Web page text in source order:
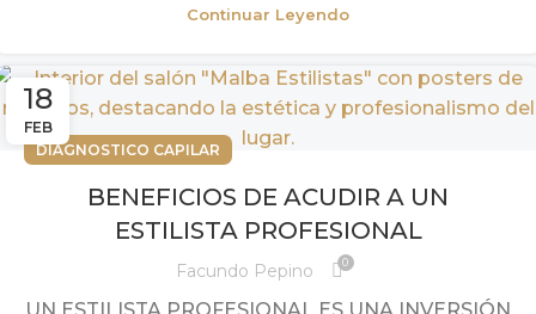
Continuar Leyendo
18
FEB
DIAGNOSTICO CAPILAR
BENEFICIOS DE ACUDIR A UN
ESTILISTA PROFESIONAL
Facundo Pepino 0